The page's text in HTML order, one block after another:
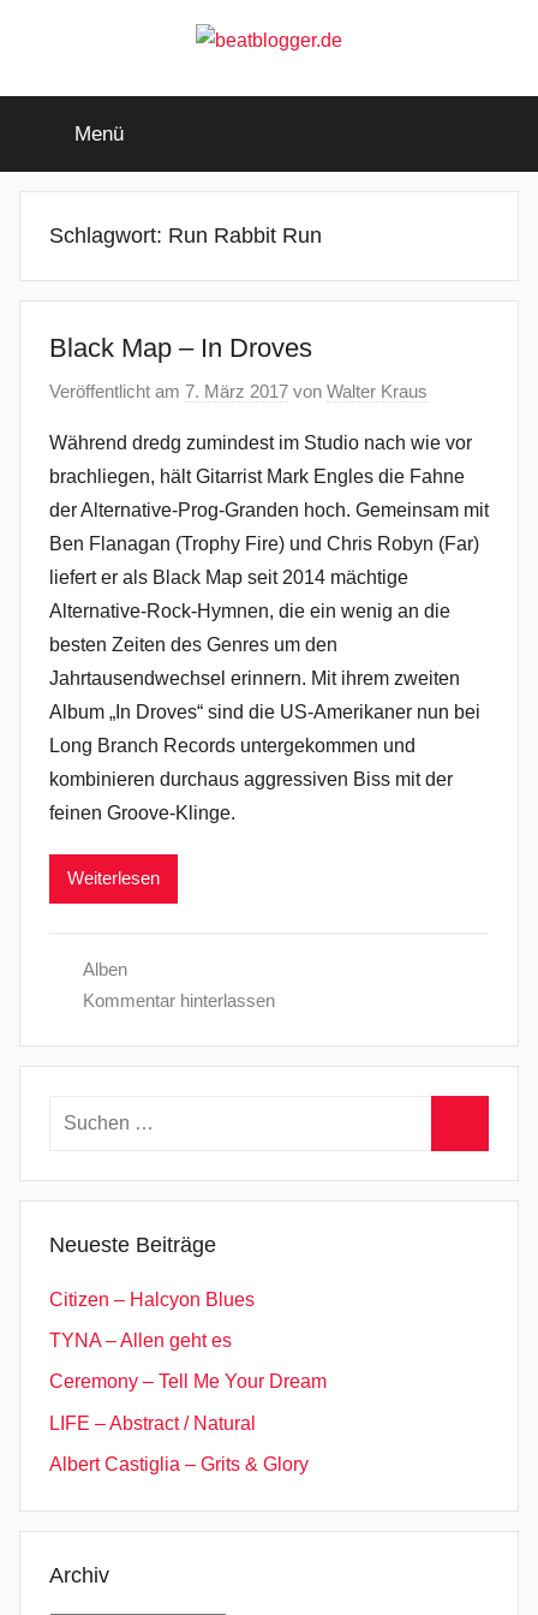
beatblogger.de
beat
goes
Menü
Schlagwort: Run Rabbit Run
Black Map – In Droves
Veröffentlicht am 7. März 2017 von Walter Kraus
Während dredg zumindest im Studio nach wie vor
brachliegen, hält Gitarrist Mark Engles die Fahne
der Alternative-Prog-Granden hoch. Gemeinsam mit
Ben Flanagan (Trophy Fire) und Chris Robyn (Far)
liefert er als Black Map seit 2014 mächtige
Alternative-Rock-Hymnen, die ein wenig an die
besten Zeiten des Genres um den
Jahrtausendwechsel erinnern. Mit ihrem zweiten
Album „In Droves“ sind die US-Amerikaner nun bei
Long Branch Records untergekommen und
kombinieren durchaus aggressiven Biss mit der
feinen Groove-Klinge.
Weiterlesen
Alben
Kommentar hinterlassen
Suchen
Neueste Beiträge
Citizen – Halcyon Blues
TYNA – Allen geht es
Ceremony – Tell Me Your Dream
LIFE – Abstract / Natural
Albert Castiglia – Grits & Glory
Archiv